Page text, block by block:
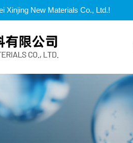
Xinjing New Materials Co., Ltd.!